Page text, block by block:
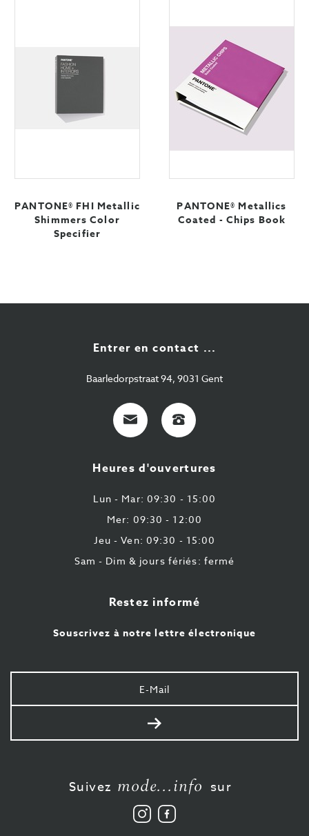
PANTONE® FHI Metallic
Shimmers Color
Specifier
PANTONE® Metallics
Coated - Chips Book
Entrer en contact ...
Baarledorpstraat 94, 9031 Gent
E-
Mail
+32
9
43
87
Heures d'ouvertures
Lun - Mar: 09:30 - 15:00
Mer: 09:30 - 12:00
Jeu - Ven: 09:30 - 15:00
Sam - Dim & jours fériés: fermé
Restez informé
Souscrivez à notre lettre électronique
Votre
e-
mail
Envoyer
Suivez mode...info sur
Suivez
nous
Aimez-
nous